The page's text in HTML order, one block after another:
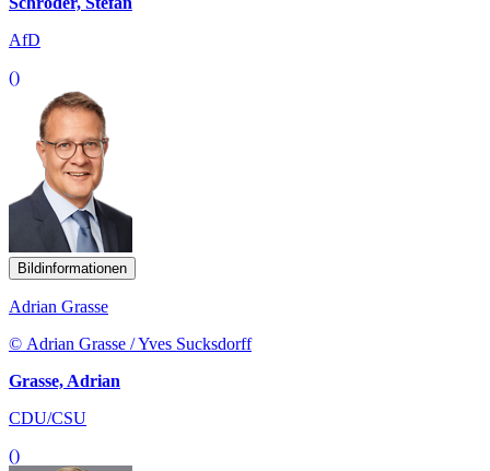
AfD
()
Bildinformationen
Adrian Grasse
© Adrian Grasse / Yves Sucksdorff
Grasse, Adrian
CDU/CSU
()